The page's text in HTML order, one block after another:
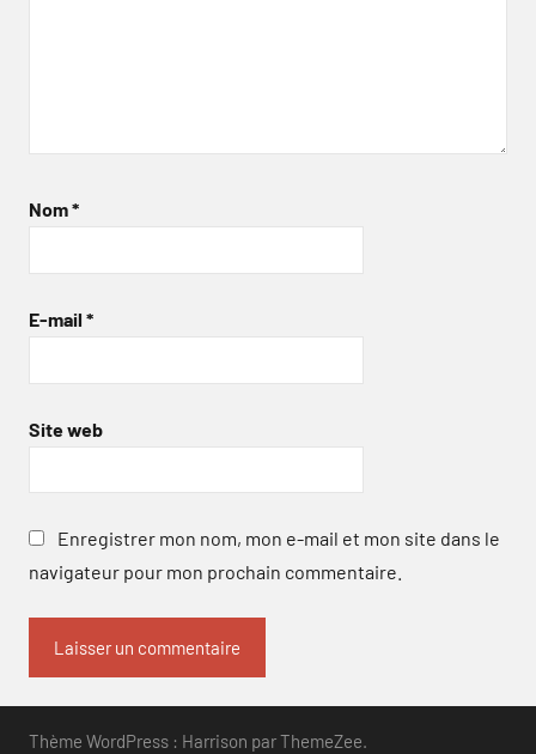
Nom*
E-mail *
Site web
Enregistrer mon nom, mon e-mail et mon site dans le
navigateur pour mon prochain commentaire.
Thème WordPress : Harrison par ThemeZee.